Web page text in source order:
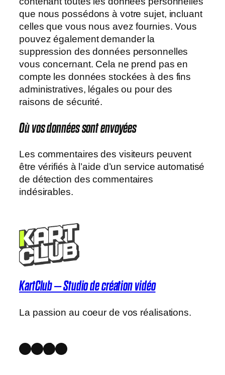
que nous possédons à votre sujet, incluant
celles que vous nous avez fournies. Vous
pouvez également demander la
suppression des données personnelles
vous concernant. Cela ne prend pas en
compte les données stockées à des fins
administratives, légales ou pour des
raisons de sécurité.
Où vos données sont envoyées
Les commentaires des visiteurs peuvent
être vérifiés à l’aide d’un service automatisé
de détection des commentaires
indésirables.
KartClub – Studio de création vidéo
La passion au coeur de vos réalisations.
Instagram
YouTube
TikTokLinkedIn